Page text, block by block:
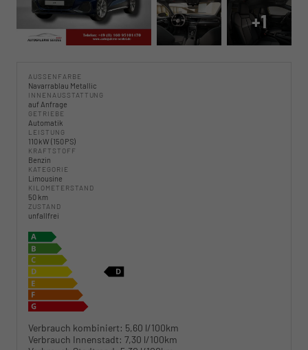
+1
AUSSENFARBE
Navarrablau Metallic
INNENAUSSTATTUNG
auf Anfrage
GETRIEBE
Automatik
LEISTUNG
110 kW (150 PS)
KRAFTSTOFF
Benzin
KATEGORIE
Limousine
KILOMETERSTAND
50 km
ZUSTAND
unfallfrei
Verbrauch kombiniert: 5,60 l/100km
Verbrauch Innenstadt: 7,30 l/100km